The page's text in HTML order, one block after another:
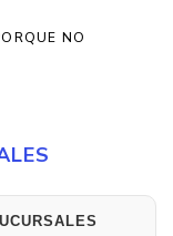
NO